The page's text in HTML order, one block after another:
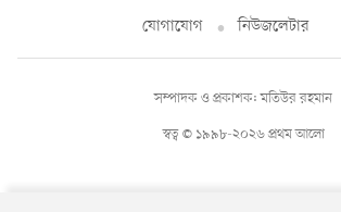
যোগাযোগ
নিউজলেটার
স্বত্ব © ১৯৯৮-২০২৬ প্রথম আলো
সম্পাদক ও প্রকাশক: মতিউর রহমান